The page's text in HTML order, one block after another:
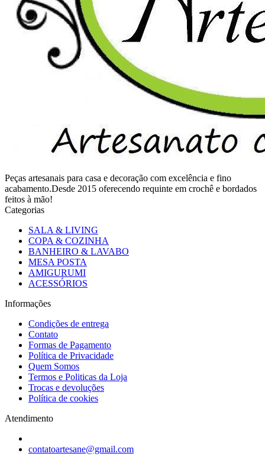
Peças artesanais para casa e decoração com excelência e fino
acabamento.Desde 2015 oferecendo requinte em crochê e bordados
feitos à mão!
Categorias
SALA & LIVING
COPA & COZINHA
BANHEIRO & LAVABO
MESA POSTA
AMIGURUMI
ACESSÓRIOS
Informações
Condições de entrega
Contato
Formas de Pagamento
Política de Privacidade
Quem Somos
Termos e Politicas da Loja
Trocas e devoluções
Política de cookies
Atendimento
contatoartesane@gmail.com